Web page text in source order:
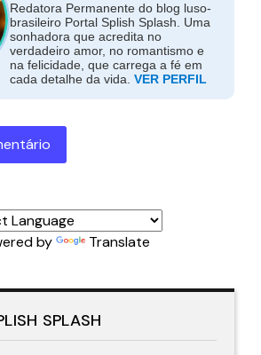
Redatora Permanente do blog luso-
brasileiro Portal Splish Splash. Uma
sonhadora que acredita no
verdadeiro amor, no romantismo e
na felicidade, que carrega a fé em
cada detalhe da vida. VER PERFIL
by Translate
SPLASH